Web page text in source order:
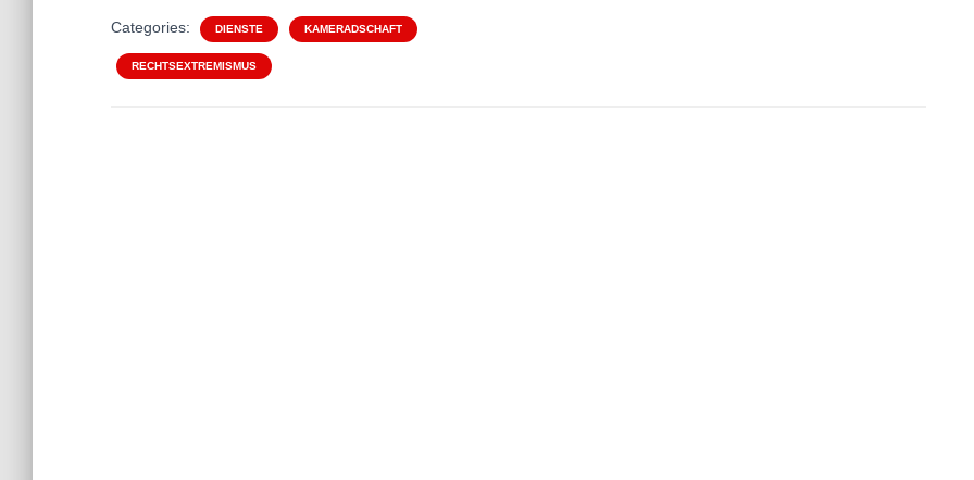
Categories: DIENSTE KAMERADSCHAFT
RECHTSEXTREMISMUS